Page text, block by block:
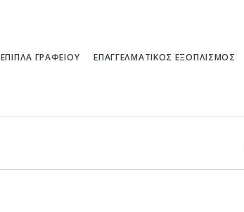
ΕΠΙΠΛΑ ΓΡΑΦΕΙΟΥ ΕΠΑΓΓΕΛΜΑΤΙΚΟΣ ΕΞΟΠΛΙΣΜΟΣ